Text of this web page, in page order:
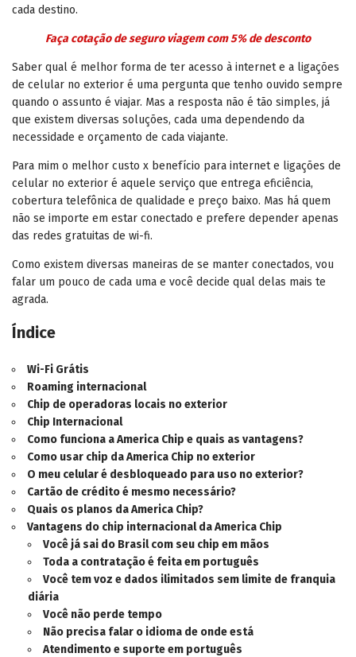
cada destino.
Faça cotação de seguro viagem com 5% de desconto
Saber qual é melhor forma de ter acesso à internet e a ligações
de celular no exterior é uma pergunta que tenho ouvido sempre
quando o assunto é viajar. Mas a resposta não é tão simples, já
que existem diversas soluções, cada uma dependendo da
necessidade e orçamento de cada viajante.
Para mim o melhor custo x benefício para internet e ligações de
celular no exterior é aquele serviço que entrega eficiência,
cobertura telefônica de qualidade e preço baixo. Mas há quem
não se importe em estar conectado e prefere depender apenas
das redes gratuitas de wi-fi.
Como existem diversas maneiras de se manter conectados, vou
falar um pouco de cada uma e você decide qual delas mais te
agrada.
Índice
Wi-Fi Grátis
Roaming internacional
Chip de operadoras locais no exterior
Chip Internacional
Como funciona a America Chip e quais as vantagens?
Como usar chip da America Chip no exterior
O meu celular é desbloqueado para uso no exterior?
Cartão de crédito é mesmo necessário?
Quais os planos da America Chip?
Vantagens do chip internacional da America Chip
Você já sai do Brasil com seu chip em mãos
Toda a contratação é feita em português
Você tem voz e dados ilimitados sem limite de franquia
diária
Você não perde tempo
Não precisa falar o idioma de onde está
Atendimento e suporte em português